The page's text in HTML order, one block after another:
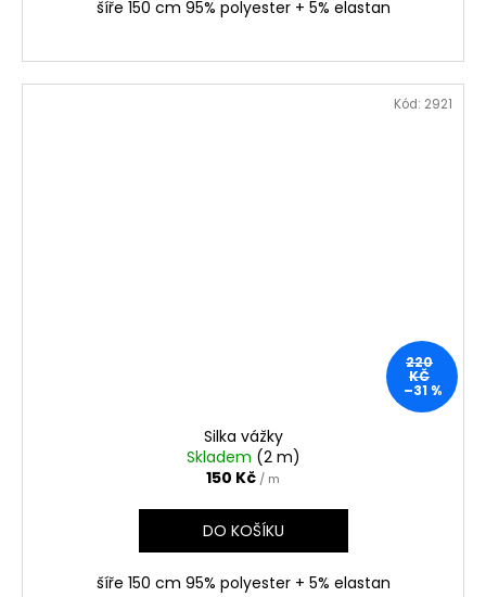
šíře 150 cm 95% polyester + 5% elastan
220
KČ
–31 %
Silka vážky
Skladem (2 m)
150 Kč / m
DO KOŠÍKU
šíře 150 cm 95% polyester + 5% elastan
Kód: 2921